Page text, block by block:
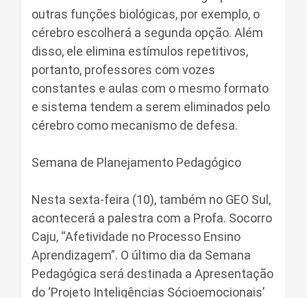
outras funções biológicas, por exemplo, o
cérebro escolherá a segunda opção. Além
disso, ele elimina estímulos repetitivos,
portanto, professores com vozes
constantes e aulas com o mesmo formato
e sistema tendem a serem eliminados pelo
cérebro como mecanismo de defesa.
Semana de Planejamento Pedagógico
Nesta sexta-feira (10), também no GEO Sul,
acontecerá a palestra com a Profa. Socorro
Caju, “Afetividade no Processo Ensino
Aprendizagem”. O último dia da Semana
Pedagógica será destinada a Apresentação
do ‘Projeto Inteligências Sócioemocionais’